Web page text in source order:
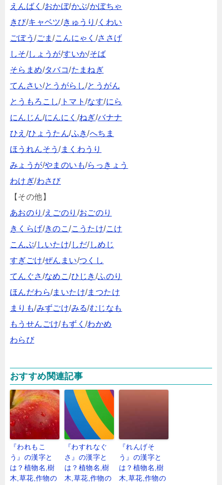
えんばく /おかぼ/かぶ/かぼちゃ
きび/キャベツ/きゅうり /くわい
ごぼう/ごま/こんにゃく /ささげ
しそ/しょうが/すいか/そば
そらまめ/タバコ/たまねぎ
てんさい/とうがらし/とうがん
とうもろこし/トマト/なす/にら
にんじん/にんにく /ねぎ/バナナ
ひえ /ひょうたん/ふき/へちま
ほうれんそう/まくわうり
みょうが/やまのいも/らっきょう
わけぎ/わさび
【その他】
あおのり /えごのり /おごのり
きくらげ/きのこ/こうたけ/こけ
こんぶ/しいたけ/しだ/しめじ
すぎごけ/ぜんまい/つくし
てんぐさ /なめこ/ひじき /ふのり
ほんだわら/まいたけ/まつたけ
まりも/みずごけ/みる/むじなも
もうせんごけ/もずく/わかめ
わらび
おすすめ関連記事
『われもこ
う』の漢字と
は？植物名,樹
木,草花,作物の
『わすれなぐ
さ』の漢字と
は？植物名,樹
木,草花,作物の
『れんげそ
う』の漢字と
は？植物名,樹
木,草花,作物の